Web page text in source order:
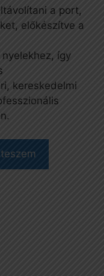
a port,
előkészítve a
így
kereskedelmi